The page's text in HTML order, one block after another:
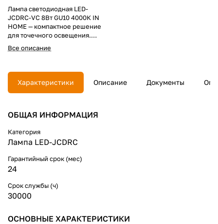
Лампа светодиодная LED-
JCDRC-VC 8Вт GU10 4000К IN
HOME — компактное решение
для точечного освещения.
Выгодно купить по доступной
цене: оптимальные
экономия энергии, стабильная
работа с кабелем и проводом,
длительный срок службы.
Все описание
Характеристики Описание Документы
ОБЩАЯ ИНФОРМАЦИЯ
Категория
Лампа LED-JCDRC
Гарантийный срок (мес)
24
Срок службы (ч)
30000
ОСНОВНЫЕ ХАРАКТЕРИСТИКИ